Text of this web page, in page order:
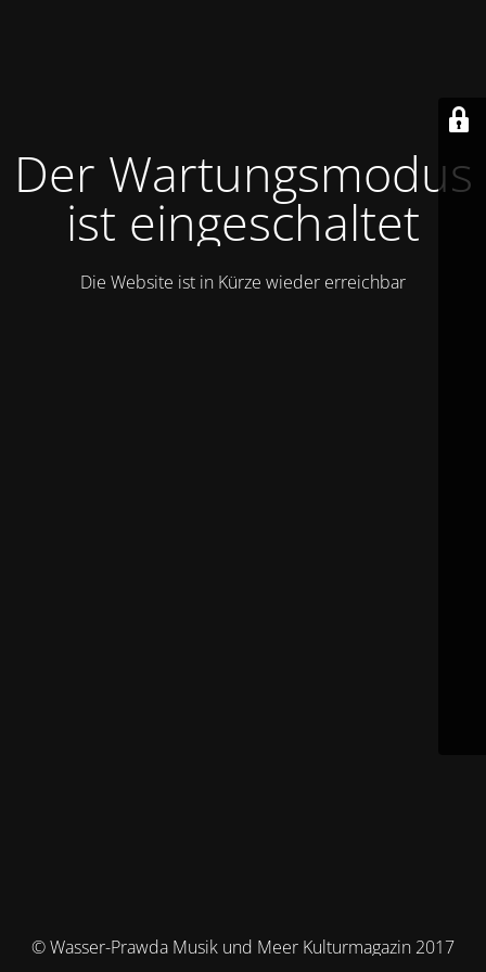
Der Wartungsmodus
ist eingeschaltet
Die Website ist in Kürze wieder erreichbar
© Wasser-Prawda Musik und Meer Kulturmagazin 2017